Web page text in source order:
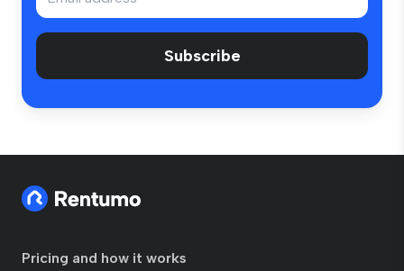
Subscribe
Pricing and how it works